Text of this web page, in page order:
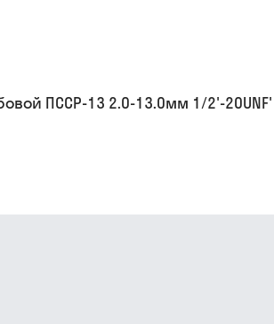
ПССР-13 2.0-13.0мм 1/2'-